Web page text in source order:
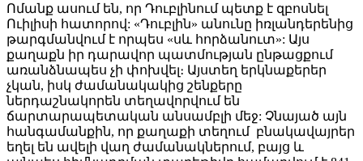
Ոմանք ասում են, որ Դուբլինում պետք է զբոսնել
Ուիլիսի հատորով: «Դուբլին» անունը իռլանդերենից
թարգմանվում է որպես «սև հորձանուտ»: Այս
քաղաքն իր դարավոր պատմության ընթացքում
առանձնապես չի փոխվել։ Այստեղ երկնաքերեր
չկան, իսկ ժամանակակից շենքերը
ներդաշնակորեն տեղավորվում են
ճարտարապետական ​​անսամբլի մեջ: Չնայած այն
հանգամանքին, որ քաղաքի տեղում բնակավայրեր
եղել են ավելի վաղ ժամանակներում, բայց և